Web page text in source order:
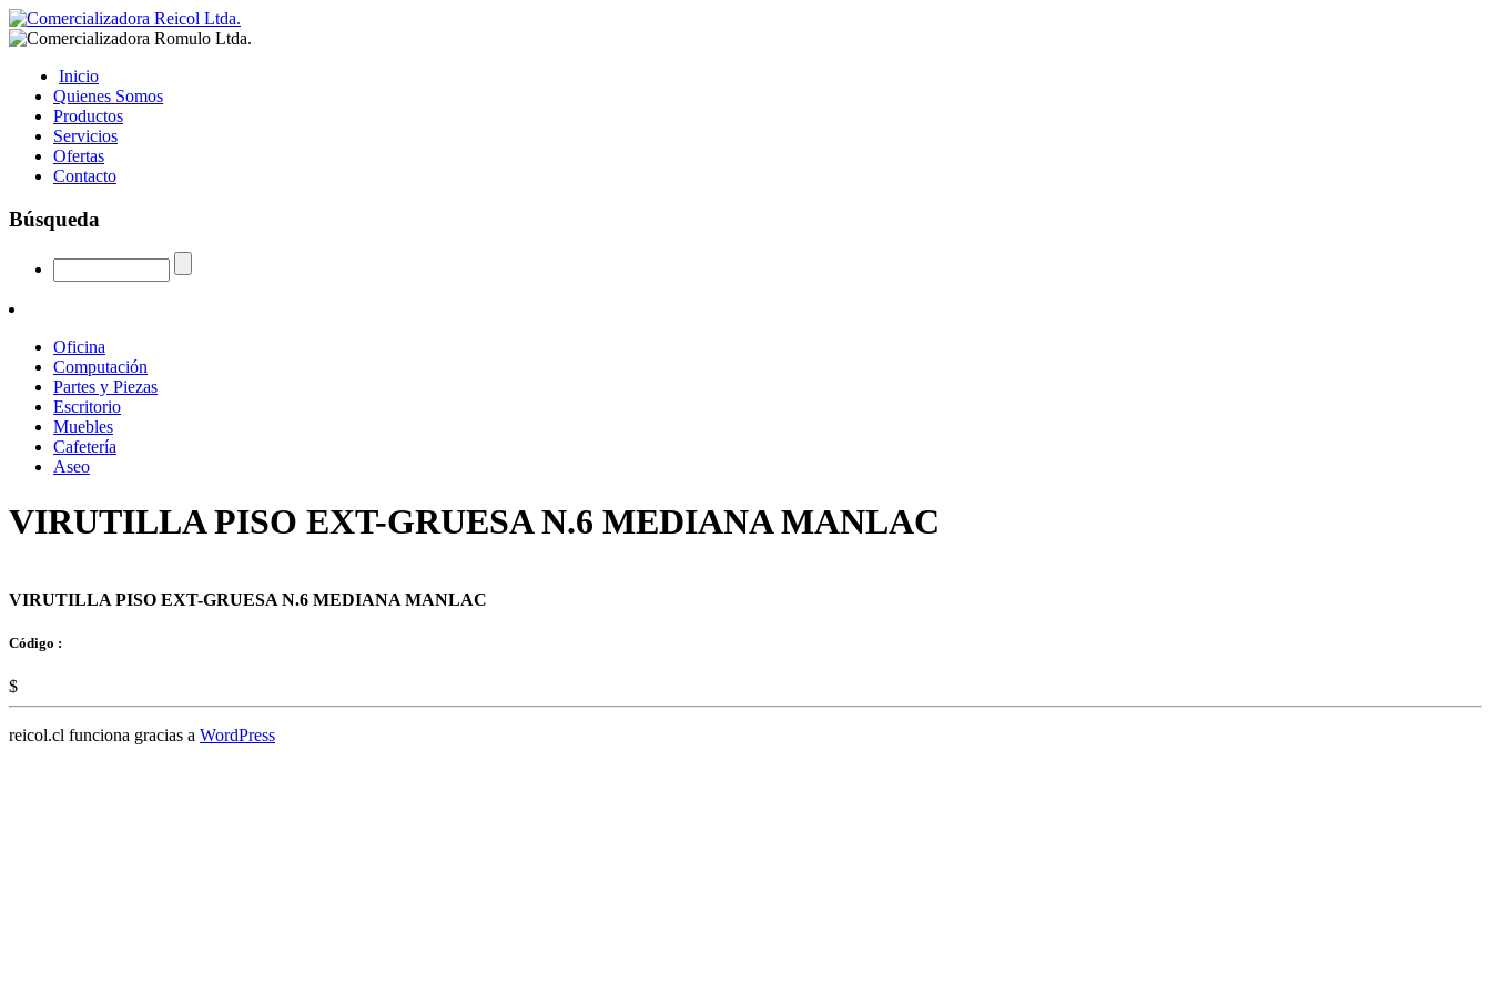
Inicio
Quienes Somos
Productos
Servicios
Ofertas
Contacto
Búsqueda
Oficina
Computación
Partes y Piezas
Escritorio
Muebles
Cafetería
Aseo
VIRUTILLA PISO EXT-GRUESA N.6 MEDIANA MANLAC
VIRUTILLA PISO EXT-GRUESA N.6 MEDIANA MANLAC
Código :
$
reicol.cl funciona gracias a WordPress